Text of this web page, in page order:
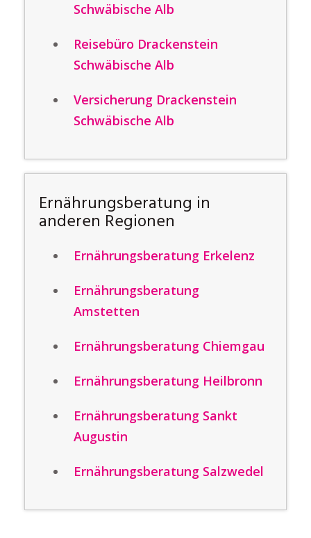
Schwäbische Alb
Reisebüro Drackenstein
Schwäbische Alb
Versicherung Drackenstein
Schwäbische Alb
Ernährungsberatung in
anderen Regionen
Ernährungsberatung Erkelenz
Ernährungsberatung
Amstetten
Ernährungsberatung Chiemgau
Ernährungsberatung Heilbronn
Ernährungsberatung Sankt
Augustin
Ernährungsberatung Salzwedel